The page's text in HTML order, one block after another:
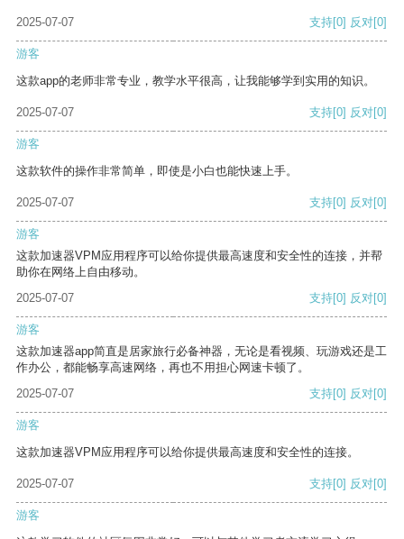
2025-07-07 支持[0] 反对[0]
游客
这款app的老师非常专业，教学水平很高，让我能够学到实用的知识。
2025-07-07 支持[0] 反对[0]
游客
这款软件的操作非常简单，即使是小白也能快速上手。
2025-07-07 支持[0] 反对[0]
游客
这款加速器VPM应用程序可以给你提供最高速度和安全性的连接，并帮
助你在网络上自由移动。
2025-07-07
支持[0] 反对[0]
游客
这款加速器app简直是居家旅行必备神器，无论是看视频、玩游戏还是工
作办公，都能畅享高速网络，再也不用担心网速卡顿了。
2025-07-07
支持[0] 反对[0]
游客
这款加速器VPM应用程序可以给你提供最高速度和安全性的连接。
2025-07-07 支持[0] 反对[0]
游客